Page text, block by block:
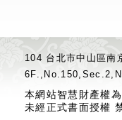
104 台北市中山區
本網站智慧財產權
未經正式書面授權